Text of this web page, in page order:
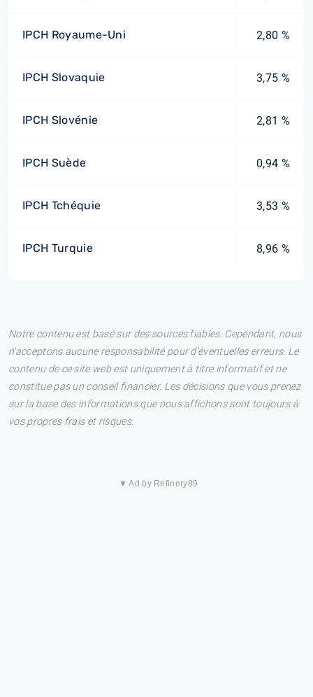
IPCH Royaume-Uni 2,80 %
IPCH Slovaquie 3,75 %
IPCH Slovénie 2,81 %
IPCH Suède 0,94 %
IPCH Tchéquie 3,53 %
IPCH Turquie 8,96 %
Notre contenu est basé sur des sources fiables. Cependant, nous
n'acceptons aucune responsabilité pour d'éventuelles erreurs. Le
contenu de ce site web est uniquement à titre informatif et ne
constitue pas un conseil financier. Les décisions que vous prenez
sur la base des informations que nous affichons sont toujours à
vos propres frais et risques.
▼ Ad by Refinery89